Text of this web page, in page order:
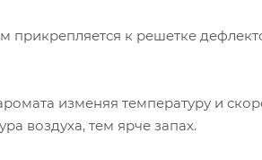
к решетке
изменяя температуру и
воздуха, тем ярче запах.